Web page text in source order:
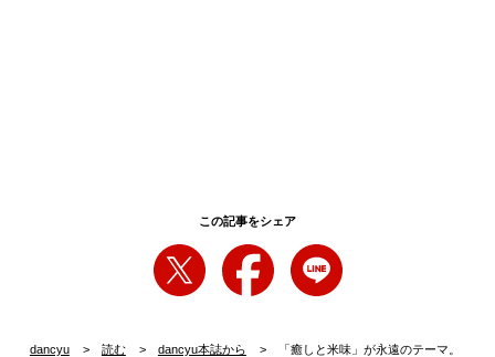
この記事をシェア
dancyu 読む dancyu本誌から
「癒しと米味」が永遠のテーマ。